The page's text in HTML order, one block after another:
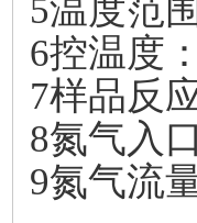
5温度范
6控温度
7样品反
8氮气入
9氮气流